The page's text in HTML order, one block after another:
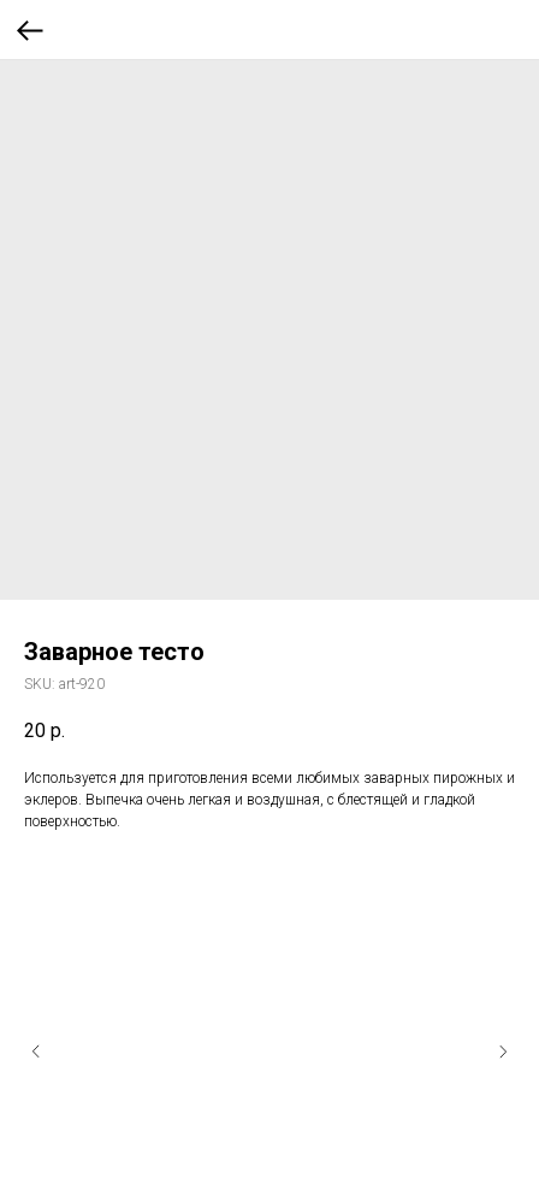
Заварное тесто
SKU: art-920
20 р.
Используется для приготовления всеми любимых заварных пирожных и
эклеров. Выпечка очень легкая и воздушная, с блестящей и гладкой
поверхностью.